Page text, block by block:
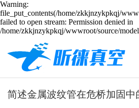
Warning:
file_put_contents(/home/zkkjnzykpkqj/
failed to open stream: Permission denied in
/home/zkkjnzykpkqj/wwwroot/source/
简述金属波纹管在危桥加固中